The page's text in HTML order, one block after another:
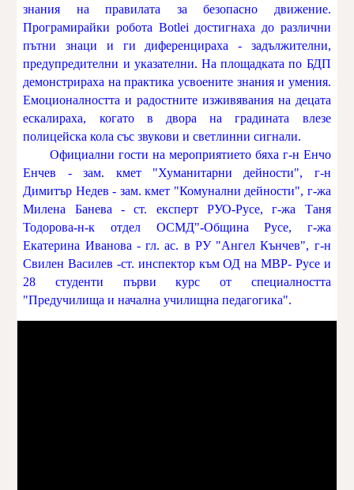
знания на правилата за безопасно движение.
Програмирайки робота Botlеi достигнаха до различни
пътни знаци и ги диференцираха - задължителни,
предупредителни и указателни. На площадката по БДП
демонстрираха на практика усвоените знания и умения.
Емоционалността и радостните изживявания на децата
ескалираха, когато в двора на градината влезе
полицейска кола със звукови и светлинни сигнали.
Официални гости на мероприятието бяха г-н Енчо
Енчев - зам. кмет "Хуманитарни дейности", г-н
Димитър Недев - зам. кмет "Комунални дейности", г-жа
Милена Банева - ст. експерт РУО-Русе, г-жа Таня
Тодорова-н-к отдел ОСМД"-Община Русе, г-жа
Екатерина Иванова - гл. ас. в РУ "Ангел Кънчев", г-н
Свилен Василев -ст. инспектор към ОД на МВР- Русе и
28 студенти първи курс от специалността
"Предучилища и начална училищна педагогика".